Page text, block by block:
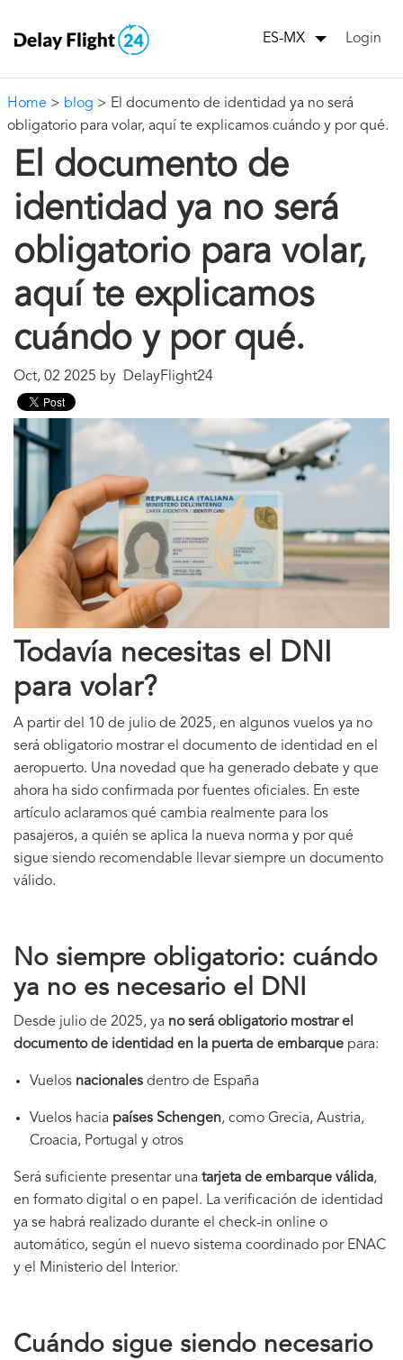
ES-MX Login
Home > blog > El documento de identidad ya no será
obligatorio para volar, aquí te explicamos cuándo y por qué.
El documento de
identidad ya no será
obligatorio para volar,
aquí te explicamos
cuándo y por qué.
Oct, 02 2025 by DelayFlight24
Todavía necesitas el DNI
para volar?
A partir del 10 de julio de 2025, en algunos vuelos ya no
será obligatorio mostrar el documento de identidad en el
aeropuerto. Una novedad que ha generado debate y que
ahora ha sido confirmada por fuentes oficiales. En este
artículo aclaramos qué cambia realmente para los
pasajeros, a quién se aplica la nueva norma y por qué
sigue siendo recomendable llevar siempre un documento
válido.
No siempre obligatorio: cuándo
ya no es necesario el DNI
Desde julio de 2025, ya no será obligatorio mostrar el
documento de identidad en la puerta de embarque para:
Vuelos nacionales dentro de España
Vuelos hacia países Schengen, como Grecia, Austria,
Croacia, Portugal y otros
Será suficiente presentar una tarjeta de embarque válida,
en formato digital o en papel. La verificación de identidad
ya se habrá realizado durante el check-in online o
automático, según el nuevo sistema coordinado por ENAC
y el Ministerio del Interior.
Cuándo sigue siendo necesario